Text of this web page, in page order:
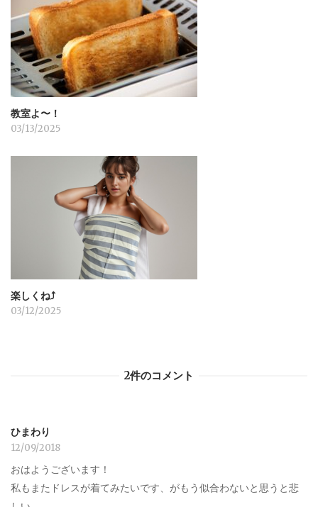
教室よ〜！
03/13/2025
楽しくね⤴︎
03/12/2025
2件のコメント
ひまわり
12/09/2018
おはようございます！
私もまたドレスが着てみたいです、がもう似合わないと思うと悲